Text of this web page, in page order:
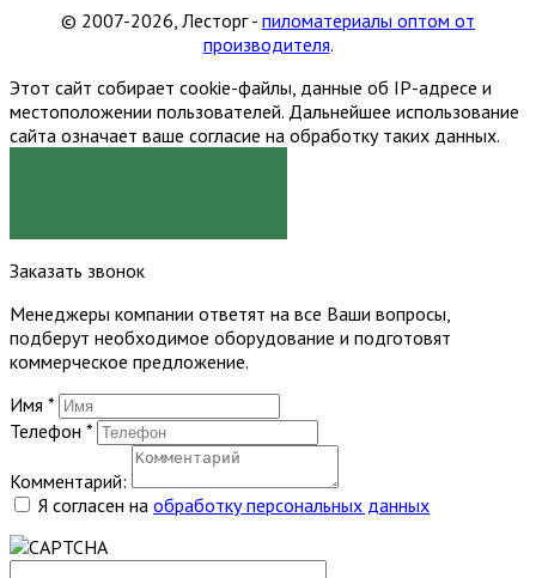
© 2007-2026, Лесторг - пиломатериалы оптом от
производителя.
Этот сайт собирает cookie-файлы, данные об IP-адресе и
местоположении пользователей. Дальнейшее использование
сайта означает ваше согласие на обработку таких данных.
Заказать звонок
Менеджеры компании ответят на все Ваши вопросы,
подберут необходимое оборудование и подготовят
коммерческое предложение.
Имя *
Телефон *
Комментарий:
Я согласен на обработку персональных данных